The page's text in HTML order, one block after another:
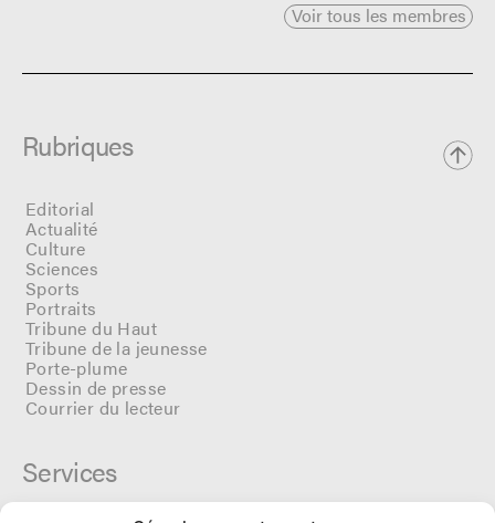
Voir tous les membres
Rubriques
Editorial
Actualité
Culture
Sciences
Sports
Portraits
Tribune du Haut
Tribune de la jeunesse
Porte-plume
Dessin de presse
Courrier du lecteur
Services